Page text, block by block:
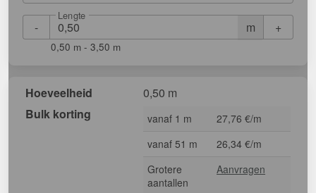
- m
Lengte
+
0,50 m - 3,50 m
Hoeveelheid
0,50 m
Bulk korting
vanaf 1 m
27,76 €/m
vanaf 51 m
26,34 €/m
Grotere
aantallen
Aanvragen